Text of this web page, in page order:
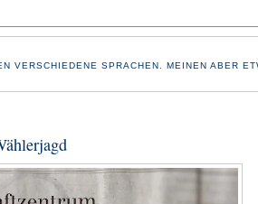
VERSCHIEDENE SPRACHEN. MEINEN ABER